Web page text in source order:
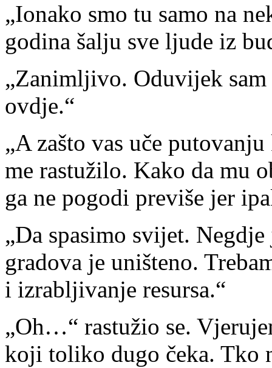
„Ionako smo tu samo na
godina šalju sve ljude iz
„Zanimljivo. Oduvijek sam
ovdje.“
„A zašto vas uče
me rastužilo. Kako da mu
ga ne pogodi previše jer
„Da spasimo svijet.
gradova je uništeno.
i izrabljivanje resursa.“
„Oh…“ rastužio se.
koji toliko dugo čeka. Tko